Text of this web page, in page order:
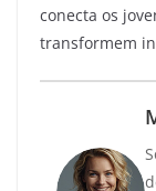
conecta os
transformem